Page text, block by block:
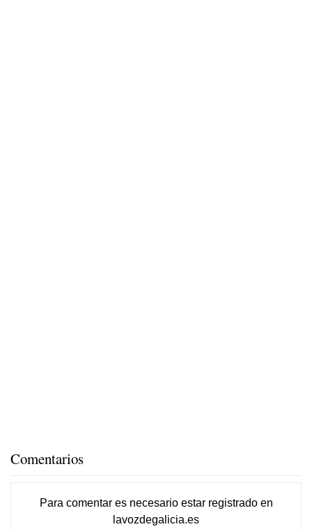
Comentarios
Para comentar es necesario estar registradoen
lavozdegalicia.es